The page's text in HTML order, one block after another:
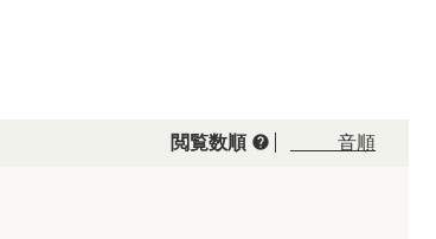
閲覧数順 help 50音順